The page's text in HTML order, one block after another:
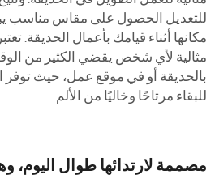
للتعديل الحصول على مقاس مناسب
مكانها أثناء قيامك بأعمال الحديقة.
مثالية لأي شخص يقضي الكثير من
بالحديقة أو في موقع عمل، حيث توفر
للبقاء مرتاحًا وخاليًا من الألم.
مصممة لارتدائها طوال اليوم،